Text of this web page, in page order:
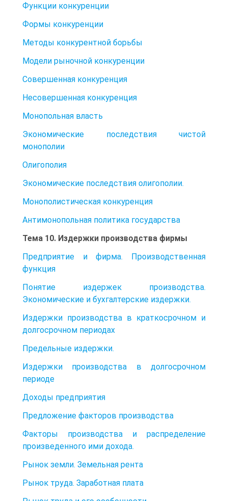
Функции конкуренции
Формы конкуренции
Методы конкурентной борьбы
Модели рыночной конкуренции
Совершенная конкуренция
Несовершенная конкуренция
Монопольная власть
Экономические последствия чистой
монополии
Олигополия
Экономические последствия олигополии.
Монополистическая конкуренция
Антимонопольная политика государства
Тема 10. Издержки производства фирмы
Предприятие и фирма. Производственная
функция
Понятие издержек производства.
Экономические и бухгалтерские издержки.
Издержки производства в краткосрочном и
долгосрочном периодах
Предельные издержки.
Издержки производства в долгосрочном
периоде
Доходы предприятия
Предложение факторов производства
Факторы производства и распределение
произведенного ими дохода.
Рынок земли. Земельная рента
Рынок труда. Заработная плата